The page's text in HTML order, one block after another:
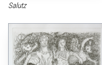
Salutz